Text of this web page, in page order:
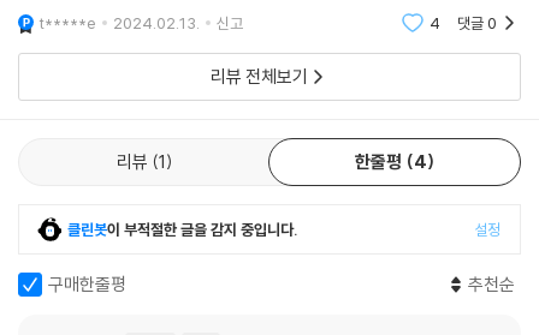
살핀 이 책은 압도적인 사진과 정교한 인포그래픽을 절묘하게 구성하고 미
로 전격 안내한다. 한국어판에는 부록으로 미소 생물 엽서 4장과 다양한
미소 생물 사진과 세밀화 380점을 담은 『미소 생물 도감』까지 별책으로
미소 생태계 구성원의 8가지 생명 기능:
영양, 에너지, 감각, 운동, 방어, 번식, 성장, 서식지를
밀착 관찰한 총천연색 과학 도감!
1. 양분 얻기
기PR의 시대라지만 각자 자기PR만 하는 시대가 아닌가
싶기도 합니다. 그렇게 모두가 소란스러울 때 저는 조용
히, 사람과는 무관한, 그러나 아주 무관하진
t*****e 2024.02.13. 신고 4 댓글0
리뷰 전체보기
리뷰 1 한줄평 4
클린봇이 부적절한 글을 감지 중입니다. 설정
구매한줄평 추천순